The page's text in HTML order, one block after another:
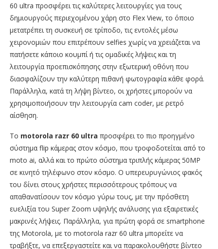
60 ultra προσφέρει τις καλύτερες λειτουργίες για τους
δημιουργούς περιεχομένου χάρη στο Flex View, το όποιο
μετατρέπει τη συσκευή σε τρίποδο, τις εντολές μέσω
χειρονομιών που επιτρέπουν selfies χωρίς να χρειάζεται να
πατήσετε κάποιο κουμπί ή τις ομαδικές λήψεις και τη
λειτουργία προεπισκόπησης στην εξωτερική οθόνη που
διασφαλίζουν την καλύτερη πιθανή φωτογραφία κάθε φορά.
Παράλληλα, κατά τη λήψη βίντεο, οι χρήστες μπορούν να
χρησιμοποιήσουν την λειτουργία cam coder, με ρετρό
αίσθηση.
Το motorola razr 60 ultra προσφέρει το πιο προηγμένο
σύστημα flip κάμερας στον κόσμο, που τροφοδοτείται από το
moto ai, αλλά και το πρώτο σύστημα τριπλής κάμερας 50MP
σε κινητό τηλέφωνο στον κόσμο. Ο υπερευρυγώνιος φακός
του δίνει στους χρήστες περισσότερους τρόπους να
απαθανατίσουν τον κόσμο γύρω τους, με την πρόσθετη
ευελιξία του Super Zoom υψηλής ανάλυσης για εξαιρετικές
μακρινές λήψεις. Παράλληλα, για πρώτη φορά σε smartphone
της Motorola, με το motorola razr 60 ultra μπορείτε να
τραβήξτε, να επεξεργαστείτε και να παρακολουθήστε βίντεο